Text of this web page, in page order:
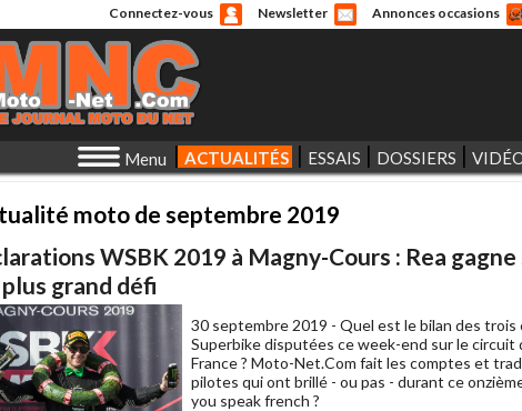
Connectez-vous Newsletter Annonces occasions
Menu ACTUALITÉS ESSAIS DOSSIERS
moto de septembre 2019
WSBK 2019 à Magny-Cours : Rea
grand défi
30 septembre 2019 - Quel est le bilan des trois
Superbike disputées ce week-end sur le circuit
France ? Moto-Net.Com fait les comptes et
pilotes qui ont brillé - ou pas - durant ce
you speak french ?